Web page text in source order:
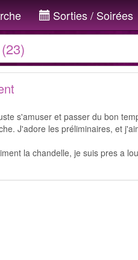
Sorties / Soirées
s'amuser et passer du bon
J'adore les préliminaires, et
la chandelle, je suis pres a